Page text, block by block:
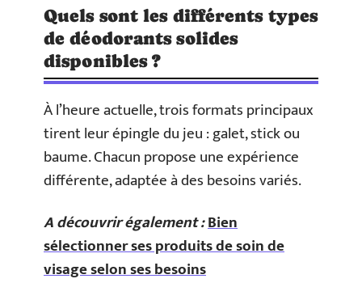
Quels sont les différents types
de déodorants solides
disponibles ?
À l’heure actuelle, trois formats principaux
tirent leur épingle du jeu : galet, stick ou
baume. Chacun propose une expérience
différente, adaptée à des besoins variés.
A découvrir également :Bien
sélectionner ses produits de soin de
visage selon ses besoins